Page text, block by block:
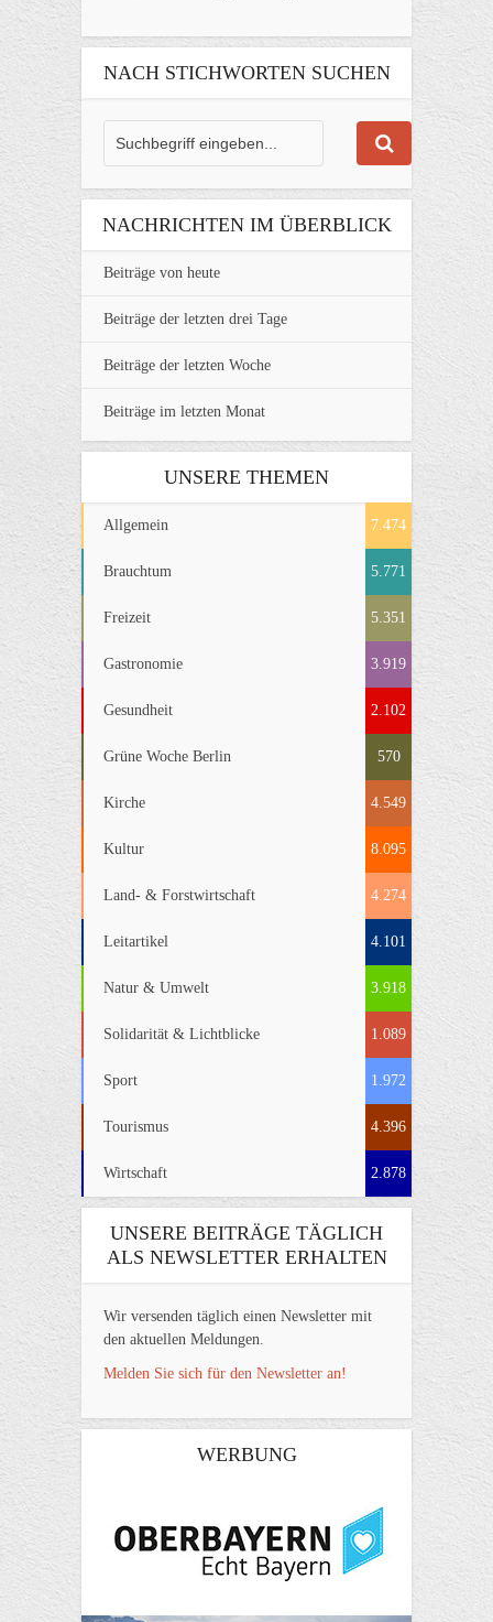
NACH STICHWORTEN SUCHEN
NACHRICHTEN IM ÜBERBLICK
Beiträge von heute
Beiträge der letzten drei Tage
Beiträge der letzten Woche
Beiträge im letzten Monat
UNSERE THEMEN
Allgemein 7.474
Brauchtum 5.771
Freizeit 5.351
Gastronomie 3.919
Gesundheit 2.102
Grüne Woche Berlin 570
Kirche 4.549
Kultur 8.095
Land- & Forstwirtschaft 4.274
Leitartikel 4.101
Natur & Umwelt 3.918
Solidarität & Lichtblicke 1.089
Sport 1.972
Tourismus 4.396
Wirtschaft 2.878
UNSERE BEITRÄGE TÄGLICH
ALS NEWSLETTER ERHALTEN
Wir versenden täglich einen Newsletter mit
den aktuellen Meldungen.
Melden Sie sich für den Newsletter an!
WERBUNG